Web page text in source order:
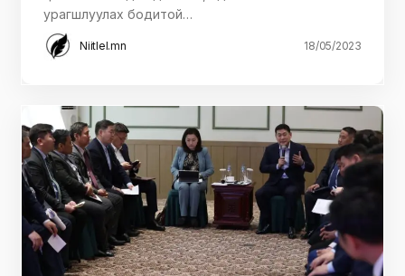
урагшлуулах бодитой…
Niitlel.mn 18/05/2023